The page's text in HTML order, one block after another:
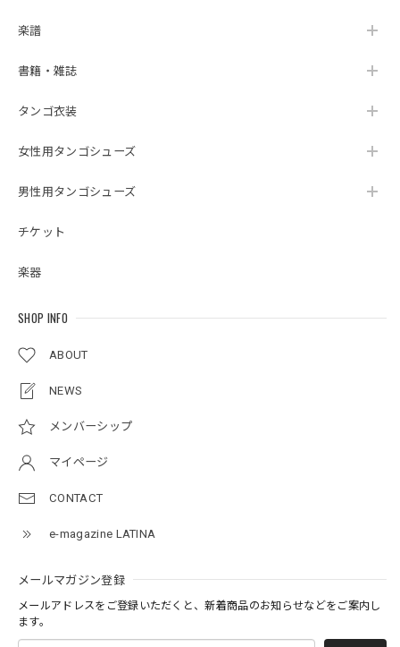
楽譜
書籍・雑誌
タンゴ衣装
女性用タンゴシューズ
男性用タンゴシューズ
チケット
楽器
SHOP INFO
ABOUT
NEWS
メンバーシップ
マイページ
CONTACT
e-magazine LATINA
メールマガジン登録
メールアドレスをご登録いただくと、新着商品のお知らせなどをご案内し
ます。